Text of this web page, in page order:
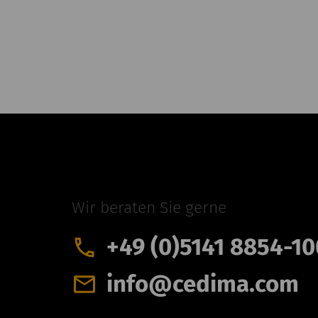
Wir beraten Sie gerne
+49 (0)5141 8854-
info@cedima.com
CEDIMA Celle